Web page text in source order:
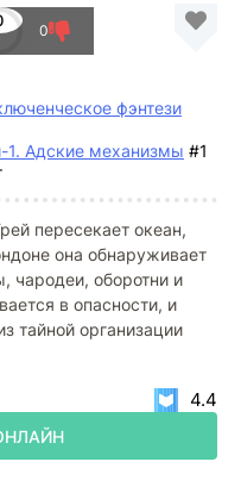
0
фэнтези
1. Адские механизмы #1
пересекает океан,
она обнаруживает
чародеи, оборотни и
в опасности, и
тайной организации
4.4